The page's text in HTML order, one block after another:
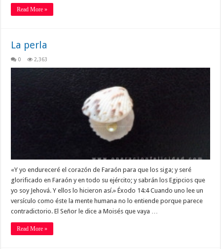
Read More »
La perla
0 2,363
«Y yo endureceré el corazón de Faraón para que los siga; y seré
glorificado en Faraón y en todo su ejército; y sabrán los Egipcios que
yo soy Jehová. Y ellos lo hicieron así.» Éxodo 14:4 Cuando uno lee un
versículo como éste la mente humana no lo entiende porque parece
contradictorio. El Señor le dice a Moisés que vaya …
Read More »